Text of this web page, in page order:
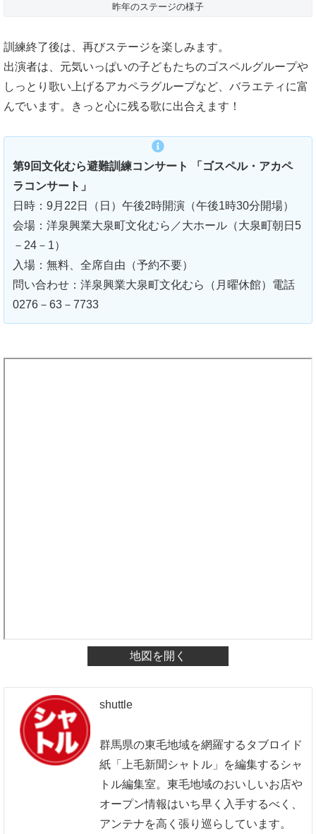
昨年のステージの様子
訓練終了後は、再びステージを楽しみます。
出演者は、元気いっぱいの子どもたちのゴスペルグループや
しっとり歌い上げるアカペラグループなど、バラエティに富
んでいます。きっと心に残る歌に出合えます！
第9回文化むら避難訓練コンサート 「ゴスペル・アカペ
ラコンサート」
日時：9月22日（日）午後2時開演（午後1時30分開場）
会場：洋泉興業大泉町文化むら／大ホール（大泉町朝日5
－24－1）
入場：無料、全席自由（予約不要）
問い合わせ：洋泉興業大泉町文化むら（月曜休館）電話
0276－63－7733
地図を開く
shuttle
群馬県の東毛地域を網羅するタブロイド
紙「上毛新聞シャトル」を編集するシャ
トル編集室。東毛地域のおいしいお店や
オープン情報はいち早く入手するべく、
アンテナを高く張り巡らしています。